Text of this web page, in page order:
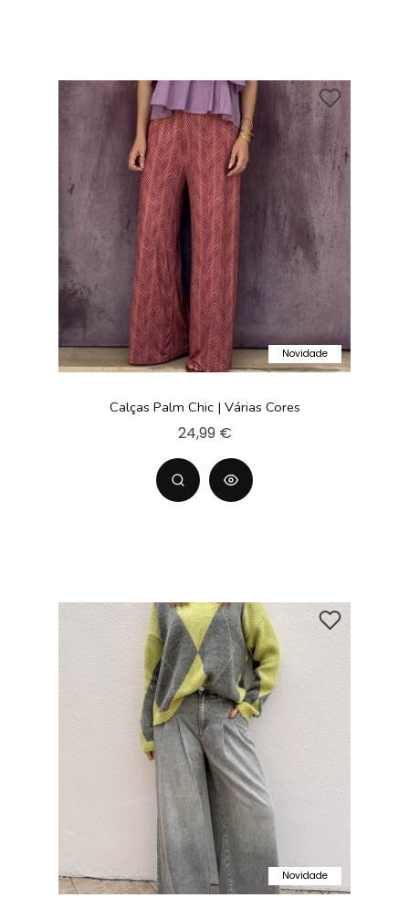
Novidade
Calças Palm Chic | Várias Cores
24,99 €
Novidade